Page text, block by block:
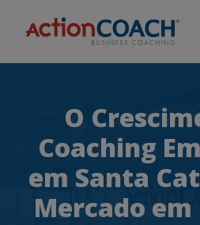
O
Coaching
em Santa
Mercado em